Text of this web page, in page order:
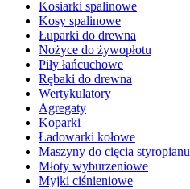
Kosiarki spalinowe
Kosy spalinowe
Łuparki do drewna
Nożyce do żywopłotu
Piły łańcuchowe
Rębaki do drewna
Wertykulatory
Agregaty
Koparki
Ładowarki kołowe
Maszyny do cięcia styropianu
Młoty wyburzeniowe
Myjki ciśnieniowe